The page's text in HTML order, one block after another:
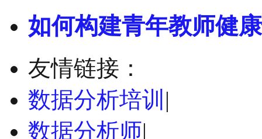
如何构建青年教师健
友情链接：
数据分析培训 |
数据分析师|